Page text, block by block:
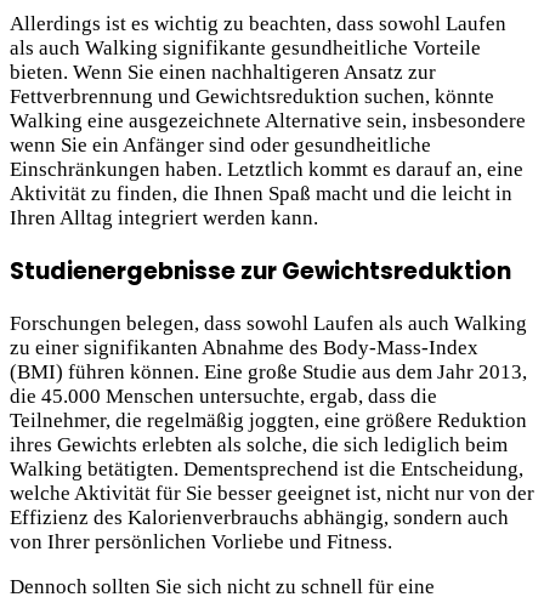
Allerdings ist es wichtig zu beachten, dass sowohl Laufen
als auch Walking signifikante gesundheitliche Vorteile
bieten. Wenn Sie einen nachhaltigeren Ansatz zur
Fettverbrennung und Gewichtsreduktion suchen, könnte
Walking eine ausgezeichnete Alternative sein, insbesondere
wenn Sie ein Anfänger sind oder gesundheitliche
Einschränkungen haben. Letztlich kommt es darauf an, eine
Aktivität zu finden, die Ihnen Spaß macht und die leicht in
Ihren Alltag integriert werden kann.
Studienergebnisse zur Gewichtsreduktion
Forschungen belegen, dass sowohl Laufen als auch Walking
zu einer signifikanten Abnahme des Body-Mass-Index
(BMI) führen können. Eine große Studie aus dem Jahr 2013,
die 45.000 Menschen untersuchte, ergab, dass die
Teilnehmer, die regelmäßig joggten, eine größere Reduktion
ihres Gewichts erlebten als solche, die sich lediglich beim
Walking betätigten. Dementsprechend ist die Entscheidung,
welche Aktivität für Sie besser geeignet ist, nicht nur von der
Effizienz des Kalorienverbrauchs abhängig, sondern auch
von Ihrer persönlichen Vorliebe und Fitness.
Dennoch sollten Sie sich nicht zu schnell für eine